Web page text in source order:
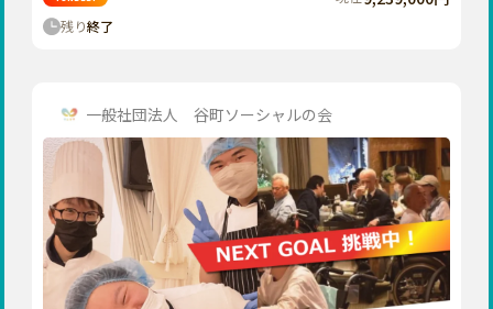
奈良
岡山
広島
山口
四国
徳島
残り終了
一般社団法人 谷町ソーシャルの会